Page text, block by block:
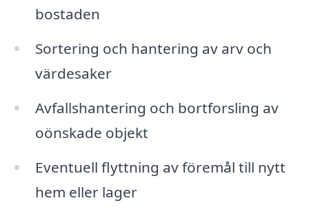
bostaden
Sortering och hantering av arv och
värdesaker
Avfallshantering och bortforsling av
oönskade objekt
Eventuell flyttning av föremål till nytt
hem eller lager